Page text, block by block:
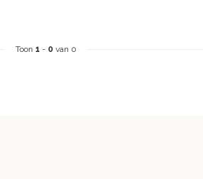
Toon 1 - 0 van 0